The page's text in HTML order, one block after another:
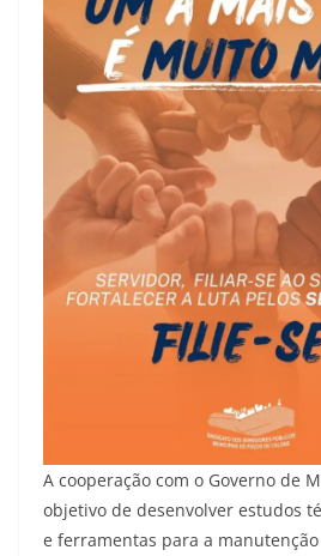
A cooperação com o Governo de
objetivo de desenvolver estudos
e ferramentas para a